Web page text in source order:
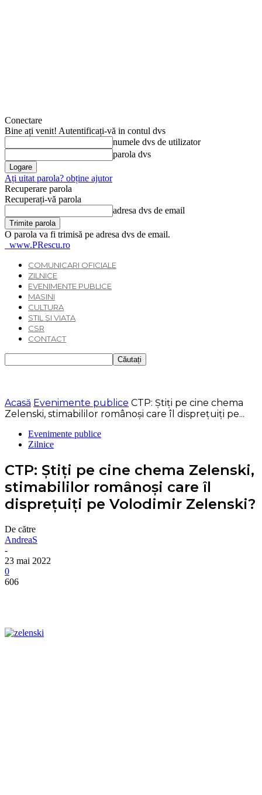
Conectare
Bine ați venit! Autentificați-vă in contul dvs
numele dvs de utilizator
parola dvs
Ați uitat parola? obține ajutor
Recuperare parola
Recuperați-vă parola
adresa dvs de email
O parola va fi trimisă pe adresa dvs de email.
www.PRescu.ro
COMUNICARI OFICIALE
ZILNICE
EVENIMENTE PUBLICE
MASINI
CULTURA
STIL SI VIATA
CSR
CONTACT
Acasă Evenimente publice CTP: Știți pe cine chema
Zelenski, stimabililor românoși care îl disprețuiți pe...
Evenimente publice
Zilnice
CTP: Știți pe cine chema Zelenski,
stimabililor românoși care îl
disprețuiți pe Volodimir Zelenski?
De către
AndreaS
-
23 mai 2022
0
606